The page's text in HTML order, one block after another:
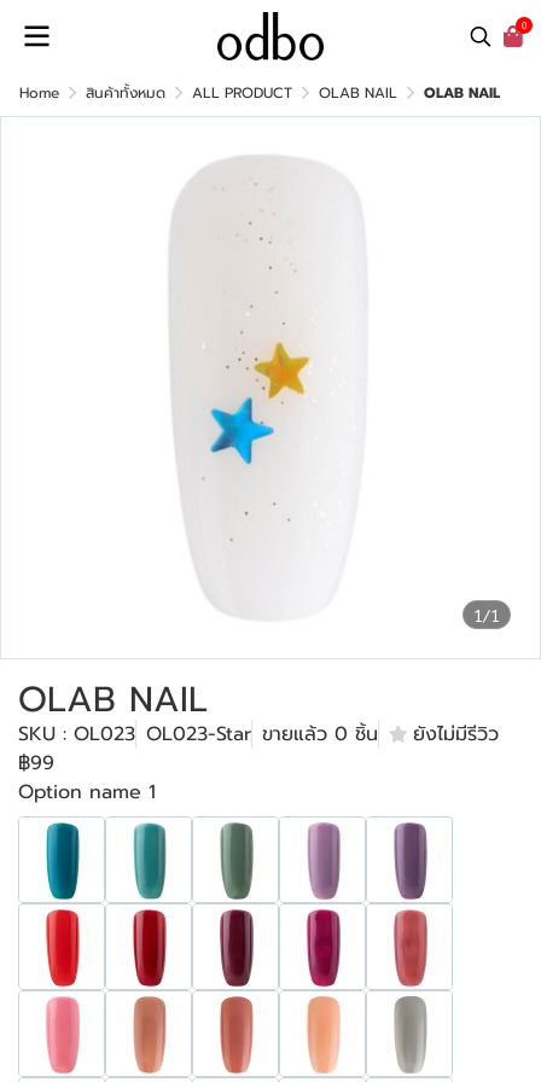
0
Home สินค้าทั้งหมด ALL PRODUCT OLAB NAIL OLAB NAIL
1/1
OLAB NAIL
SKU : OL023 OL023-Star ขายแล้ว 0 ชิ้น
ยังไม่มีรีวิว
฿99
Option name 1